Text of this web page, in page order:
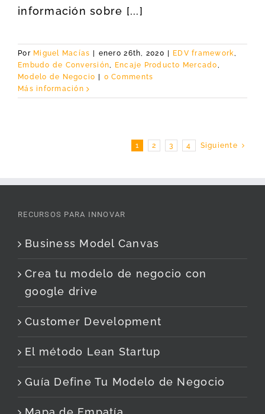
información sobre [...]
Por Miguel Macías | enero 26th, 2020 | EDV framework
Embudo de Conversión
Encaje Producto Mercado
Modelo de Negocio | 0 Comments
Más información
1 2 3 4 Siguiente
RECURSOS PARA INNOVAR
Business Model Canvas
Crea tu modelo de negocio con
google drive
Customer Development
El método Lean Startup
Guía Define Tu Modelo de Negocio